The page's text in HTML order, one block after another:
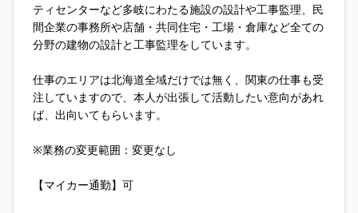
ティセンターなど多岐にわたる施設の設計や工事監理、民
間企業の事務所や店舗・共同住宅・工場・倉庫など全ての
分野の建物の設計と工事監理をしています。
仕事のエリアは北海道全域だけでは無く、関東の仕事も受
注していますので、本人が出張して活動したい意向があれ
ば、出向いてもらいます。
※業務の変更範囲：変更なし
【マイカー通勤】可